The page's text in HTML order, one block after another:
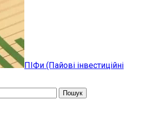
ПІФи (Пайові інвестиційні